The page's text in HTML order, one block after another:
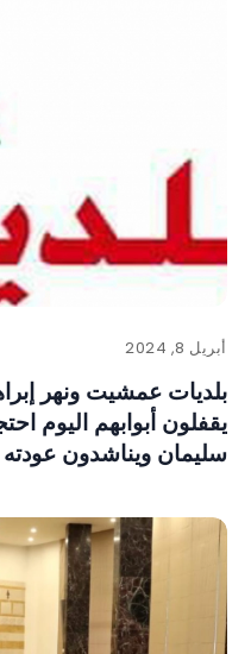
أبريل 8, 2024
بلديات عمشيت ونهر
يقفلون أبوابهم اليوم
سليمان ويناشدون